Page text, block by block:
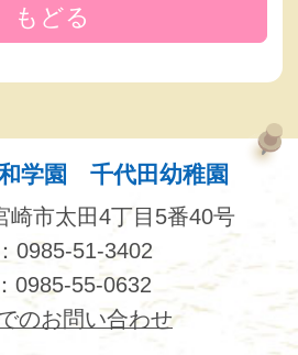
もどる
学園 千代田幼稚園
崎市太田4丁目5番40号
0985-51-3402
0985-55-0632
のお問い合わせ